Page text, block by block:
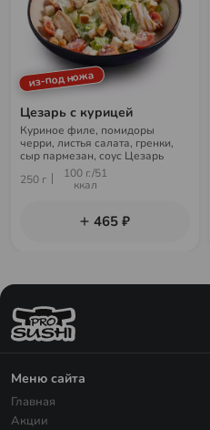
из-под ножа
Цезарь с курицей
Куриное филе, помидоры
черри, листья салата, гренки,
сыр пармезан, соус Цезарь
250 г
100 г./51
ккал
465 ₽
Меню сайта
Главная
Акции